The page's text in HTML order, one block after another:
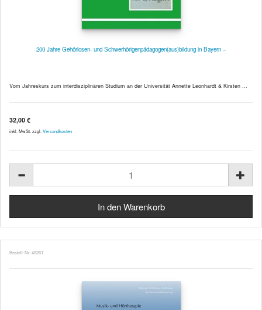
200 Jahre Gehörlosen- und Schwerhörigenpädagogen(aus)bildung in Bayern –
Vom Jahreskurs zum interdisziplinären Studium an der Universität Annette Leonhardt & Kirsten ...
32,00 €
inkl. MwSt. zzgl. Versandkosten
Bestell-Nr. 49261